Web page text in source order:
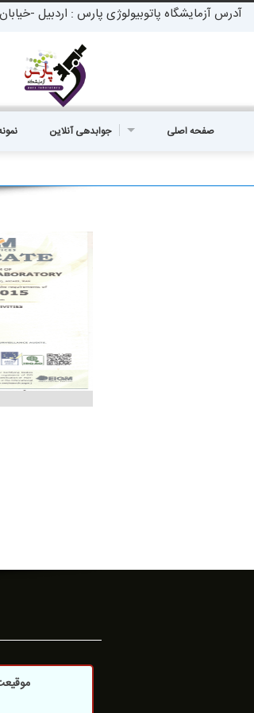
آدرس آزمایشگاه پاتوبیولوژی پارس : اردبیل -
جوابدهی آنلاین صفحه اصلی